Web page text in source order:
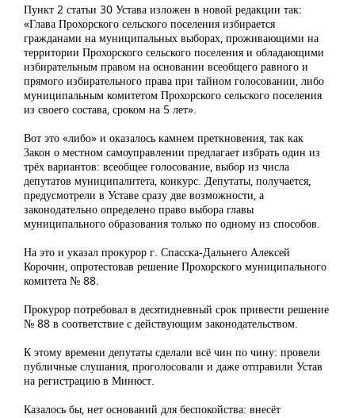
Пункт 2 статьи 30 Устава изложен в новой редакции так:
«Глава Прохорского сельского поселения избирается
гражданами на муниципальных выборах, проживающими на
территории Прохорского сельского поселения и обладающими
избирательным правом на основании всеобщего равного и
прямого избирательного права при тайном голосовании, либо
муниципальным комитетом Прохорского сельского поселения
из своего состава, сроком на 5 лет».
Вот это «либо» и оказалось камнем преткновения, так как
Закон о местном самоуправлении предлагает избрать один из
трёх вариантов: всеобщее голосование, выбор из числа
депутатов муниципалитета, конкурс. Депутаты, получается,
предусмотрели в Уставе сразу две возможности, а
законодательно определено право выбора главы
муниципального образования только по одному из способов.
На это и указал прокурор г. Спасска-Дальнего Алексей
Корочин, опротестовав решение Прохорского муниципального
комитета № 88.
Прокурор потребовал в десятидневный срок привести решение
№ 88 в соответствие с действующим законодательством.
К этому времени депутаты сделали всё чин по чину: провели
публичные слушания, проголосовали и даже отправили Устав
на регистрацию в Минюст.
Казалось бы, нет оснований для беспокойства: внесёт